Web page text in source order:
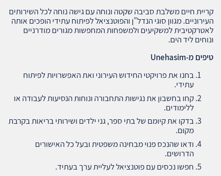
קריית חיים משלבת סביבה שקטה ונוחה עם גישה נוחה לכל השירותים
העירוניים. מגוון סוגי הנדל"ן והפוטנציאל לפיתוח עתידי הופכים אותה
לאטרקטיבית למשקיעים ולמשפחות המחפשות מגורים מודרניים
ונוחים ליד הים.
טיפים מ-Unehasim
בחנו את פרויקטי החידוש העירוני ואת האפשרויות לפיתוח
עתידי.
קחו בחשבון את נגישות התחבורה ונוחות הנסיעות לעבודה או
ללימודים.
בדקו את קיומם של בתי ספר, גני ילדים ושירותי בריאות בקרבת
מקום.
ודאו שהנכס פנוי מבחינה משפטית ובעל כל האישורים
הדרושים.
חפשו נכסים עם פוטנציאל לעליית ערך בעתיד.